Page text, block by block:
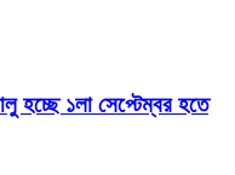
হচ্ছে ১লা সেপ্টেম্বর হতে